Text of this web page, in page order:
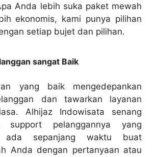
Anda lebih suka paket mewah
ekonomis, kami punya pilihan
setiap bujet dan pilihan.
sangat Baik
yang baik mengedepankan
dan tawarkan layanan
Alhijaz Indowisata senang
pelanggannya yang
ada sepanjang waktu buat
Anda dengan pertanyaan atau